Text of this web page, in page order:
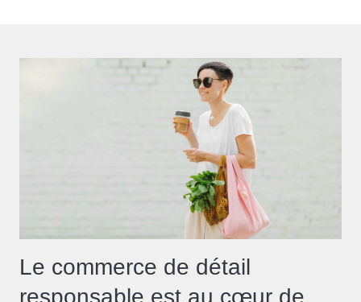
Le commerce de détail
responsable est au cœur de